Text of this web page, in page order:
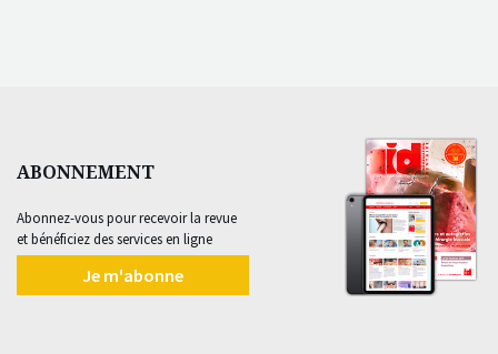
ABONNEMENT
Abonnez-vous pour recevoir la revue
et bénéficiez des services en ligne
Je m'abonne